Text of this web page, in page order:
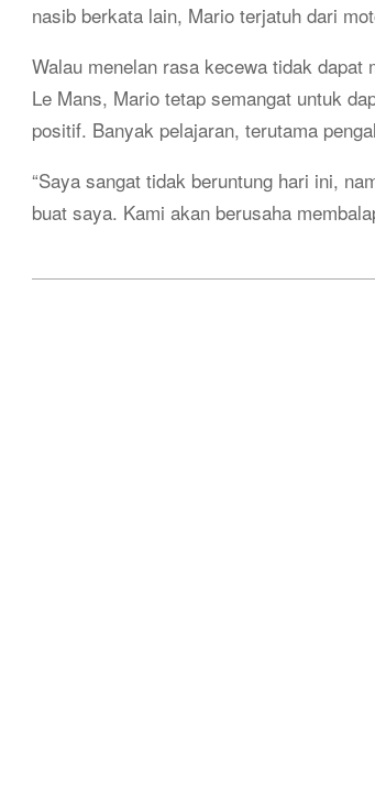
nasib berkata lain, Mario terjatuh dari
Walau menelan rasa kecewa tidak
Le Mans, Mario tetap semangat untuk
positif. Banyak pelajaran, terutama
“Saya sangat tidak beruntung hari ini,
buat saya. Kami akan berusaha